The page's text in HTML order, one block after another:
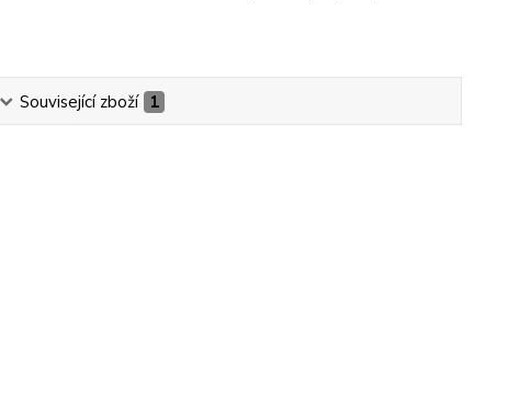
Související zboží 1